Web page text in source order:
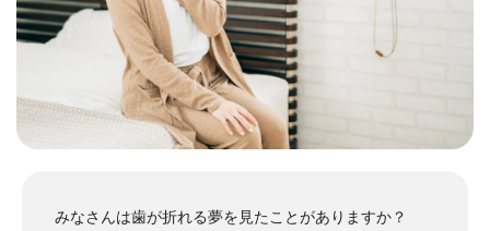
みなさんは歯が折れる夢を見たことがありますか？